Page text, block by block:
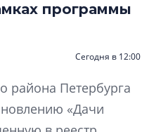
программы
Сегодня в 12:00
района Петербурга
«Дачи